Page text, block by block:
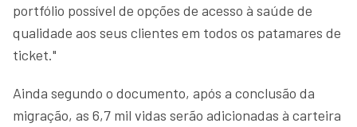
portfólio possível de opções de acesso à saúde de
qualidade aos seus clientes em todos os patamares de
ticket."
Ainda segundo o documento, após a conclusão da
migração, as 6,7 mil vidas serão adicionadas à carteira